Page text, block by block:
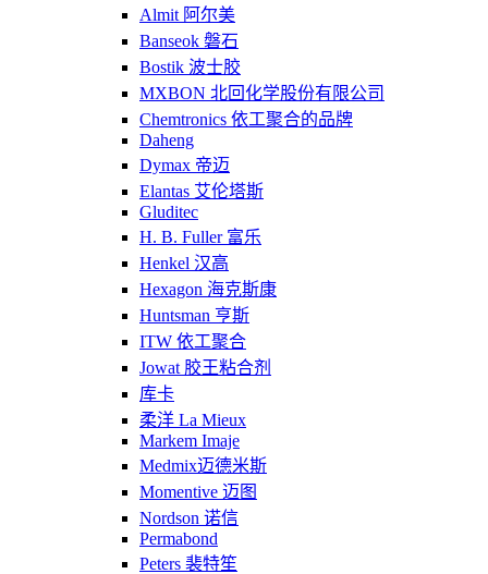
Almit 阿尔美
Banseok 磐石
Bostik 波士胶
MXBON 北回化学股份有限公司
Chemtronics 依工聚合的品牌
Daheng
Dymax 帝迈
Elantas 艾伦塔斯
Gluditec
H. B. Fuller 富乐
Henkel 汉高
Hexagon 海克斯康
Huntsman 亨斯
ITW 依工聚合
Jowat 胶王粘合剂
库卡
柔洋 La Mieux
Markem Imaje
Medmix迈德米斯
Momentive 迈图
Nordson 诺信
Permabond
Peters 裴特笙